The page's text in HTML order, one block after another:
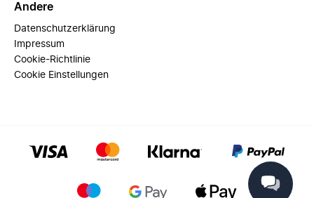
Andere
Datenschutzerklärung
Impressum
Cookie-Richtlinie
Cookie Einstellungen